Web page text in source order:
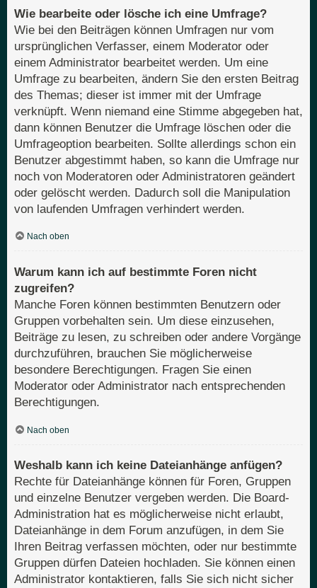
Wie bearbeite oder lösche ich eine Umfrage?
Wie bei den Beiträgen können Umfragen nur vom
ursprünglichen Verfasser, einem Moderator oder
einem Administrator bearbeitet werden. Um eine
Umfrage zu bearbeiten, ändern Sie den ersten Beitrag
des Themas; dieser ist immer mit der Umfrage
verknüpft. Wenn niemand eine Stimme abgegeben hat,
dann können Benutzer die Umfrage löschen oder die
Umfrageoption bearbeiten. Sollte allerdings schon ein
Benutzer abgestimmt haben, so kann die Umfrage nur
noch von Moderatoren oder Administratoren geändert
oder gelöscht werden. Dadurch soll die Manipulation
von laufenden Umfragen verhindert werden.
Nach oben
Warum kann ich auf bestimmte Foren nicht
zugreifen?
Manche Foren können bestimmten Benutzern oder
Gruppen vorbehalten sein. Um diese einzusehen,
Beiträge zu lesen, zu schreiben oder andere Vorgänge
durchzuführen, brauchen Sie möglicherweise
besondere Berechtigungen. Fragen Sie einen
Moderator oder Administrator nach entsprechenden
Berechtigungen.
Nach oben
Weshalb kann ich keine Dateianhänge anfügen?
Rechte für Dateianhänge können für Foren, Gruppen
und einzelne Benutzer vergeben werden. Die Board-
Administration hat es möglicherweise nicht erlaubt,
Dateianhänge in dem Forum anzufügen, in dem Sie
Ihren Beitrag verfassen möchten, oder nur bestimmte
Gruppen dürfen Dateien hochladen. Sie können einen
Administrator kontaktieren, falls Sie sich nicht sicher